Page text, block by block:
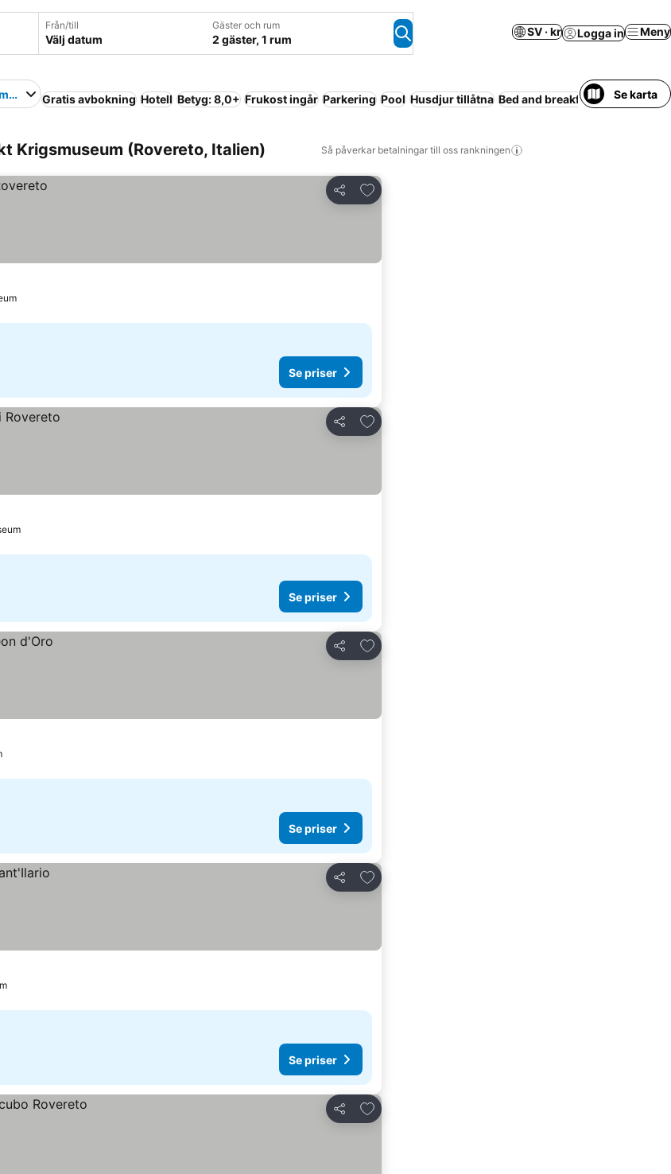
Från/till
Välj datum
Gäster och rum
2 gäster, 1 rum
SV · kr Logga in Meny
Gratis avbokning Hotell Betyg: 8,0+ Frukost ingår Parkering Pool Husdjur tillåtna Bed and breakfast Se karta
Krigsmuseum (Rovereto, Italien) Så påverkar betalningar till oss rankningen
Dela
Lägg till i Mina Favoriter
Se priser
Dela
Lägg till i Mina Favoriter
Se priser
Dela
Lägg till i Mina Favoriter
Se priser
Dela
Lägg till i Mina Favoriter
Se priser
Dela
Lägg till i Mina Favoriter